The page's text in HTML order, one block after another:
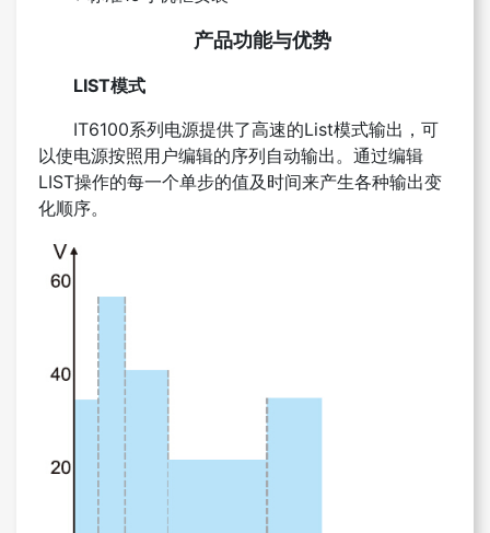
产品功能与优势
LIST模式
IT6100系列电源提供了高速的List模式输出，可
以使电源按照用户编辑的序列自动输出。通过编辑
LIST操作的每一个单步的值及时间来产生各种输出变
化顺序。